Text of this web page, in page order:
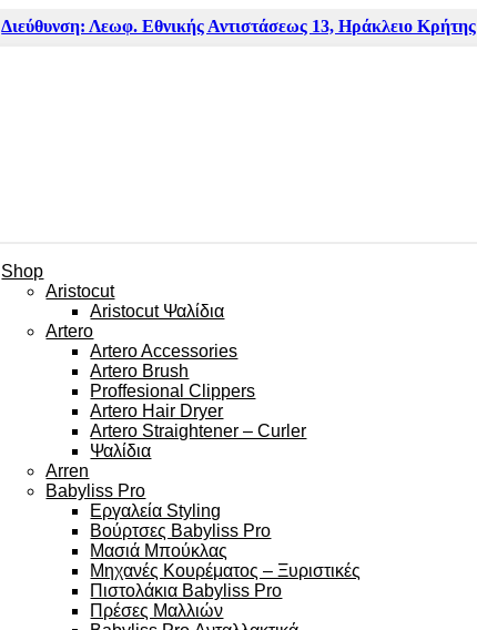
Διεύθυνση: Λεωφ. Εθνικής Αντιστάσεως 13, Ηράκλειο Κρήτης
Shop
Aristocut
Aristocut Ψαλίδια
Artero
Artero Accessories
Artero Brush
Proffesional Clippers
Artero Hair Dryer
Artero Straightener – Curler
Ψαλίδια
Arren
Babyliss Pro
Εργαλεία Styling
Βούρτσες Babyliss Pro
Μασιά Μπούκλας
Μηχανές Κουρέματος – Ξυριστικές
Πιστολάκια Babyliss Pro
Πρέσες Μαλλιών